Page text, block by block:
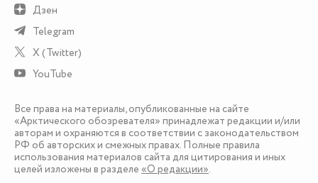
Дзен
Telegram
X (Twitter)
YouTube
Все права на материалы, опубликованные на сайте
«Арктического обозревателя» принадлежат редакции и/или
авторам и охраняются в соответствии с законодательством
РФ об авторских и смежных правах. Полные правила
использования материалов сайта для цитирования и иных
целей изложены в разделе «О редакции».